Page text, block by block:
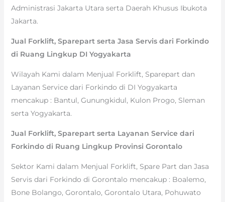
Administrasi Jakarta Utara serta Daerah Khusus Ibukota
Jakarta.
Jual Forklift, Sparepart serta Jasa Servis dari Forkindo
di Ruang Lingkup DI Yogyakarta
Wilayah Kami dalam Menjual Forklift, Sparepart dan
Layanan Service dari Forkindo di DI Yogyakarta
mencakup : Bantul, Gunungkidul, Kulon Progo, Sleman
serta Yogyakarta.
Jual Forklift, Sparepart serta Layanan Service dari
Forkindo di Ruang Lingkup Provinsi Gorontalo
Sektor Kami dalam Menjual Forklift, Spare Part dan Jasa
Servis dari Forkindo di Gorontalo mencakup : Boalemo,
Bone Bolango, Gorontalo, Gorontalo Utara, Pohuwato